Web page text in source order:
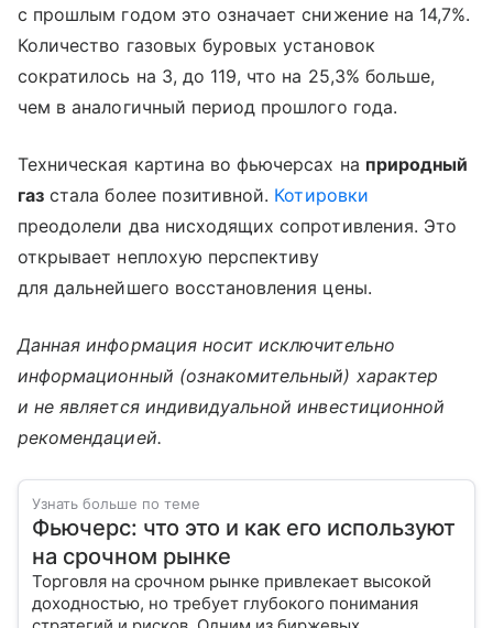
с прошлым годом это означает снижение на 14,7%.
Количество газовых буровых установок
сократилось на 3, до 119, что на 25,3% больше,
чем в аналогичный период прошлого года.
Техническая картина во фьючерсах на природный
газ стала более позитивной. Котировки
преодолели два нисходящих сопротивления. Это
открывает неплохую перспективу
для дальнейшего восстановления цены.
Данная информация носит исключительно
информационный (ознакомительный) характер
и не является индивидуальной инвестиционной
рекомендацией.
Узнать больше по теме
Фьючерс: что это и как его используют
на срочном рынке
Торговля на срочном рынке привлекает высокой
доходностью, но требует глубокого понимания